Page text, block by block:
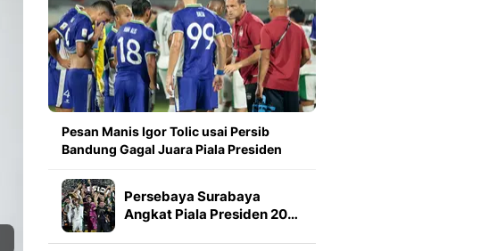
Pesan Manis Igor Tolic usai Persib
Bandung Gagal Juara Piala Presiden
Persebaya Surabaya
Angkat Piala Presiden 20…